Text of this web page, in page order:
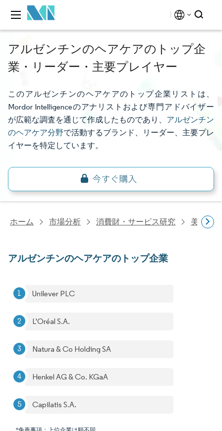
アルゼンチンのヘアケアのトップ企
業・リーダー・主要プレイヤー
このアルゼンチンのヘアケアのトップ企業リストは、
Mordor Intelligenceのアナリストおよび専門アドバイザー
が広範な調査を通じて作成したものであり、 アルゼンチン
のヘアケア分野で活動するブランド、リーダー、主要プレ
イヤーを特定しています。
ホーム 市場分析 消費財・サービス研究 美容・
アルゼンチンのヘアケアのトップ企業
Unilever PLC
L'Oréal S.A.
Natura & Co Holding SA
Henkel AG & Co. KGaA
Capilatis S.A.